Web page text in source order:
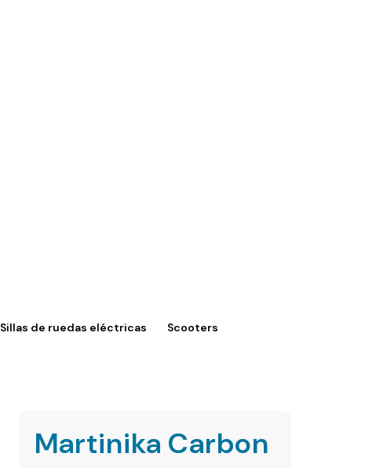
Sillas de ruedas eléctricas Scooters
Martinika Carbon